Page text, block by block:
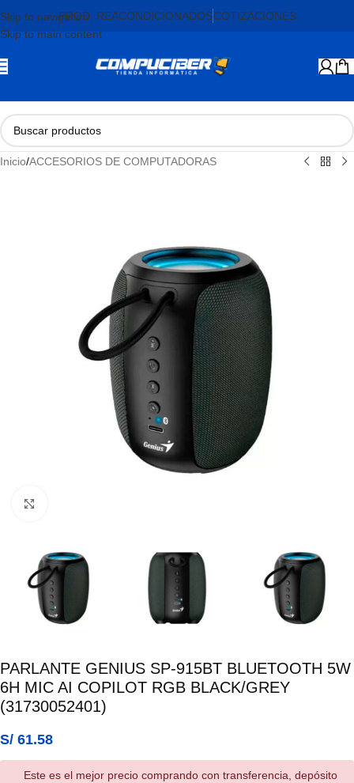
Skip to navigation
Skip to main content
PROD. REACONDICIONADOSCOTIZACIONES
Inicio/ACCESORIOS DE COMPUTADORAS
PARLANTE GENIUS SP-915BT BLUETOOTH 5W
6H MIC AI COPILOT RGB BLACK/GREY
(31730052401)
S/ 61.58
Este es el mejor precio comprando con transferencia, depósito